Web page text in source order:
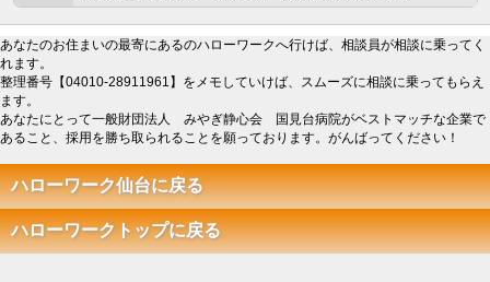
あなたのお住まいの最寄にあるのハローワークへ行けば、相談員が相談に乗ってく
れます。
整理番号【04010-28911961】をメモしていけば、スムーズに相談に乗ってもらえ
ます。
あなたにとって一般財団法人 みやぎ静心会 国見台病院がベストマッチな企業で
あること、採用を勝ち取られることを願っております。がんばってください！
ハローワーク仙台に戻る
ハローワークトップに戻る